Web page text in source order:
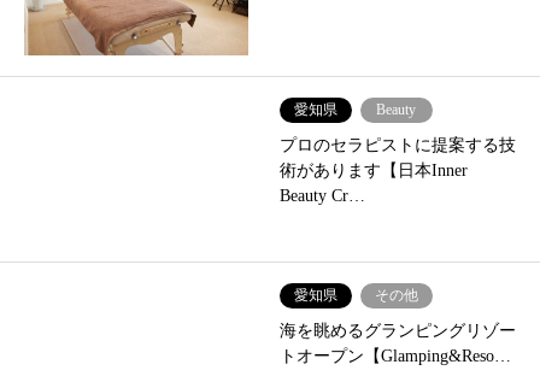
愛知県 Beauty
プロのセラピストに提案する技
術があります【日本Inner
Beauty Cr…
愛知県 その他
海を眺めるグランピングリゾー
トオープン【Glamping&Reso…